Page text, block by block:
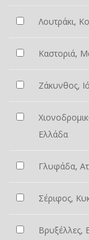
Λουτράκι,
Καστοριά,
Ζάκυνθος,
Ελλάδα
Γλυφάδα,
Σέριφος,
Βρυξέλλες,